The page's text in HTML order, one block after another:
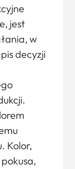
jest
w
decyzji
Kolor,